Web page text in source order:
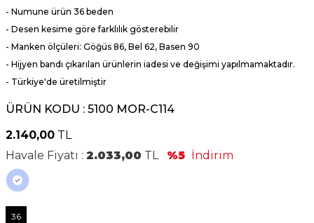
- Numune ürün 36 beden
- Desen kesime göre farklılık gösterebilir
- Manken ölçüleri: Göğüs 86, Bel 62, Basen 90
- Hijyen bandı çıkarılan ürünlerin iadesi ve değişimi yapılmamaktadır.
- Türkiye'de üretilmiştir
ÜRÜN KODU : 5100 MOR-C114
2.140,00 TL
Havale Fiyatı : 2.033,00 TL %5 İndirim
36